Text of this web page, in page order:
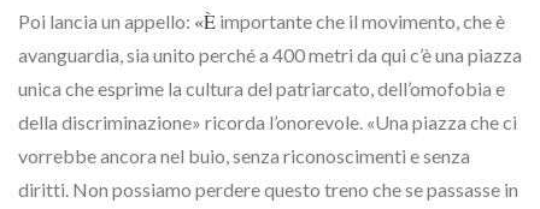
Poi lancia un appello: «È importante che il movimento, che è
avanguardia, sia unito perché a 400 metri da qui c’è una piazza
unica che esprime la cultura del patriarcato, dell’omofobia e
della discriminazione» ricorda l’onorevole. «Una piazza che ci
vorrebbe ancora nel buio, senza riconoscimenti e senza
diritti. Non possiamo perdere questo treno che se passasse in